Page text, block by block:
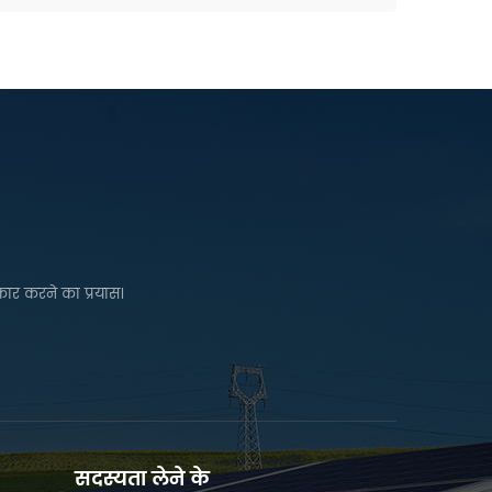
करने का प्रयास।
सदस्यता लेने के